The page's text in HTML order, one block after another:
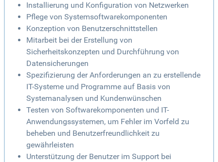
Installierung und Konfiguration von Netzwerken
Pflege von Systemsoftwarekomponenten
Konzeption von Benutzerschnittstellen
Mitarbeit bei der Erstellung von
Sicherheitskonzepten und Durchführung von
Datensicherungen
Spezifizierung der Anforderungen an zu erstellende
IT-Systeme und Programme auf Basis von
Systemanalysen und Kundenwünschen
Testen von Softwarekomponenten und IT-
Anwendungssystemen, um Fehler im Vorfeld zu
beheben und Benutzerfreundlichkeit zu
gewährleisten
Unterstützung der Benutzer im Support bei